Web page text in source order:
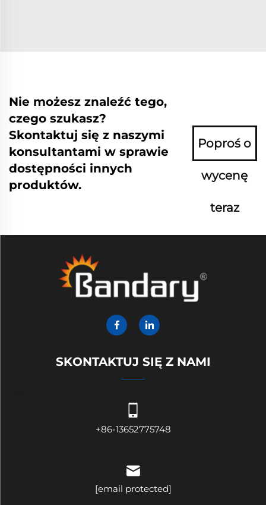
Nie możesz znaleźć tego,
czego szukasz?
Skontaktuj się z naszymi
konsultantami w sprawie
dostępności innych
produktów.
Poproś o
wycenę
teraz
SKONTAKTUJ SIĘ Z NAMI
+86-13652775748
[email protected]